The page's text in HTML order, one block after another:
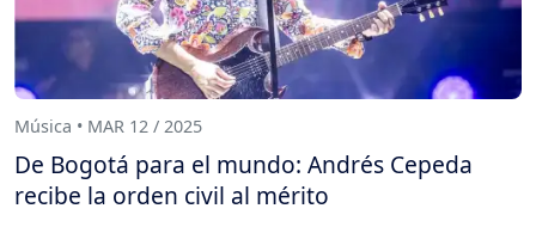
Música • MAR 12 / 2025
De Bogotá para el mundo: Andrés Cepeda
recibe la orden civil al mérito